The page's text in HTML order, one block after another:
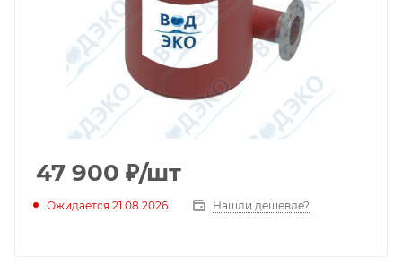
47 900 ₽/шт
Ожидается 21.08.2026 Нашли дешевле?